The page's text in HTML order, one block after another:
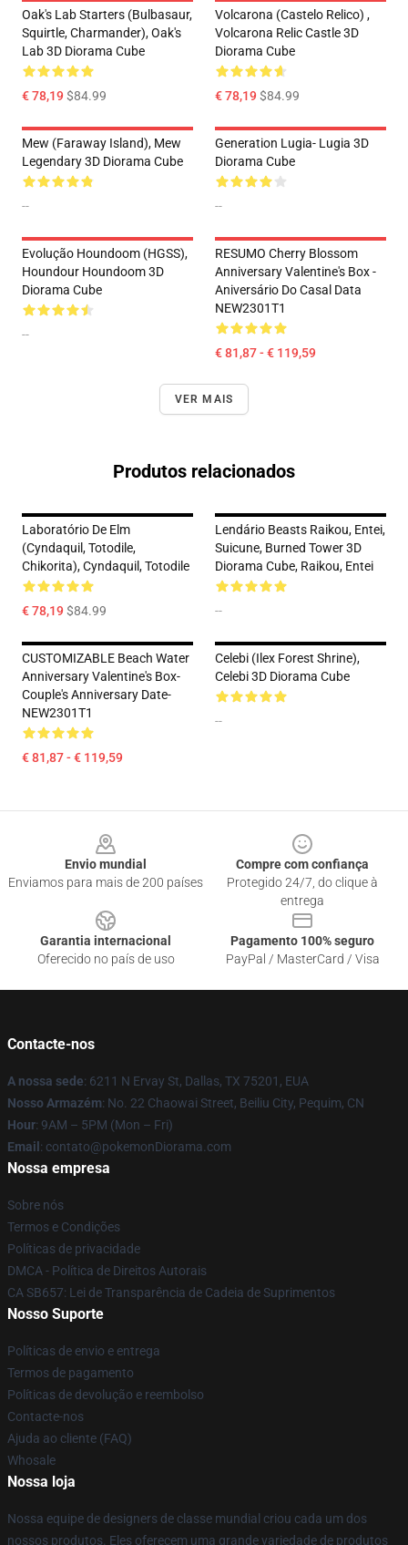
Oak's Lab Starters (Bulbasaur,
Squirtle, Charmander), Oak's
Lab 3D Diorama Cube
€ 78,19$84.99
Volcarona (Castelo Relico) ,
Volcarona Relic Castle 3D
Diorama Cube
€ 78,19$84.99
Mew (Faraway Island), Mew
Legendary 3D Diorama Cube
--
Generation Lugia- Lugia 3D
Diorama Cube
--
Evolução Houndoom (HGSS),
Houndour Houndoom 3D
Diorama Cube
--
RESUMO Cherry Blossom
Anniversary Valentine's Box -
Aniversário Do Casal Data
NEW2301T1
€ 81,87 - € 119,59
VER MAIS
Produtos relacionados
Laboratório De Elm
(Cyndaquil, Totodile,
Chikorita), Cyndaquil, Totodile
€ 78,19$84.99
Lendário Beasts Raikou, Entei,
Suicune, Burned Tower 3D
Diorama Cube, Raikou, Entei
--
CUSTOMIZABLE Beach Water
Anniversary Valentine's Box-
Couple's Anniversary Date-
NEW2301T1
€ 81,87 - € 119,59
Celebi (Ilex Forest Shrine),
Celebi 3D Diorama Cube
--
Envio mundial
Enviamos para mais de 200 países
Compre com confiança
Protegido 24/7, do clique à
entrega
Garantia internacional
Oferecido no país de uso
Pagamento 100% seguro
PayPal / MasterCard / Visa
Contacte-nos
A nossa sede: 6211 N Ervay St, Dallas, TX 75201, EUA
Nosso Armazém: No. 22 Chaowai Street, Beiliu City, Pequim, CN
Hour: 9AM – 5PM (Mon – Fri)
Email : contato@pokemonDiorama.com
Nossa empresa
Sobre nós
Termos e Condições
Políticas de privacidade
DMCA - Política de Direitos Autorais
CA SB657: Lei de Transparência de Cadeia de Suprimentos
Nosso Suporte
Políticas de envio e entrega
Termos de pagamento
Políticas de devolução e reembolso
Contacte-nos
Ajuda ao cliente (FAQ)
Whosale
Nossa loja
Nossa equipe de designers de classe mundial criou cada um dos
nossos produtos. Eles oferecem uma grande variedade de produtos